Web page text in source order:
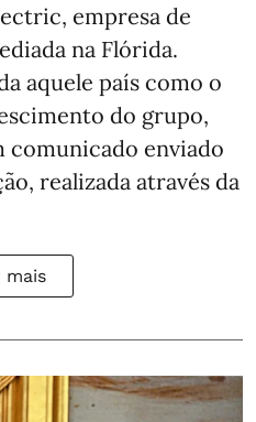
empresa de
na Flórida.
aquele país como o
do grupo,
comunicado enviado
realizada através da
mais